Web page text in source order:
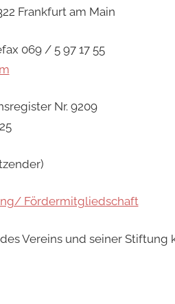
Frankfurt am Main
069 / 5 97 17 55
Nr. 9209
Fördermitgliedschaft
Vereins und seiner Stiftung